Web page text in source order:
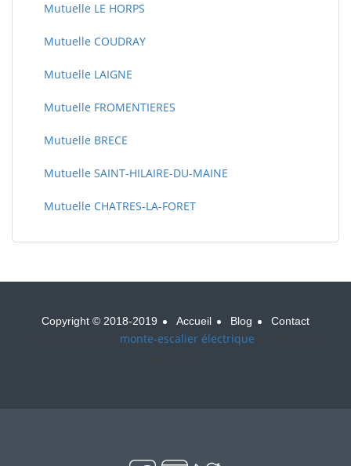
Mutuelle LE HORPS
Mutuelle COUDRAY
Mutuelle LAIGNE
Mutuelle FROMENTIERES
Mutuelle BRECE
Mutuelle SAINT-HILAIRE-DU-MAINE
Mutuelle CHATRES-LA-FORET
Copyright © 2018-2019 Accueil Blog Contact
monte-escalier électrique